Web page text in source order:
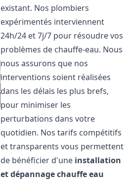
existant. Nos plombiers
expérimentés interviennent
24h/24 et 7j/7 pour résoudre vos
problèmes de chauffe-eau. Nous
nous assurons que nos
interventions soient réalisées
dans les délais les plus brefs,
pour minimiser les
perturbations dans votre
quotidien. Nos tarifs compétitifs
et transparents vous permettent
de bénéficier d'une installation
et dépannage chauffe eau